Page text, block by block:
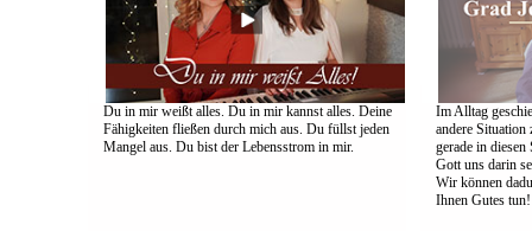
Du in mir weißt alles. Du in mir kannst alles. Deine
Fähigkeiten fließen durch mich aus. Du füllst jeden
Mangel aus. Du bist der Lebensstrom in mir.
Im Alltag
andere
gerade in
Gott uns darin
Wir können
Ihnen Gutes tun!